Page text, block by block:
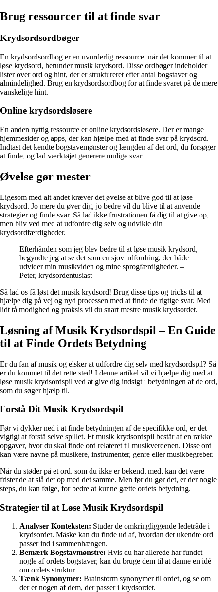
Brug ressourcer til at finde svar
Krydsordsordbøger
En krydsordsordbog er en uvurderlig ressource, når det kommer til at
løse krydsord, herunder musik krydsord. Disse ordbøger indeholder
lister over ord og hint, der er struktureret efter antal bogstaver og
almindelighed. Brug en krydsordsordbog for at finde svaret på de mere
vanskelige hint.
Online krydsordsløsere
En anden nyttig ressource er online krydsordsløsere. Der er mange
hjemmesider og apps, der kan hjælpe med at finde svar på krydsord.
Indtast det kendte bogstavemønster og længden af det ord, du forsøger
at finde, og lad værktøjet generere mulige svar.
Øvelse gør mester
Ligesom med alt andet kræver det øvelse at blive god til at løse
krydsord. Jo mere du øver dig, jo bedre vil du blive til at anvende
strategier og finde svar. Så lad ikke frustrationen få dig til at give op,
men bliv ved med at udfordre dig selv og udvikle din
krydsordfærdigheder.
Efterhånden som jeg blev bedre til at løse musik krydsord,
begyndte jeg at se det som en sjov udfordring, der både
udvider min musikviden og mine sprogfærdigheder. –
Peter, krydsordentusiast
Så lad os få løst det musik krydsord! Brug disse tips og tricks til at
hjælpe dig på vej og nyd processen med at finde de rigtige svar. Med
lidt tålmodighed og praksis vil du snart mestre musik krydsordet.
Løsning af Musik Krydsordspil – En Guide
til at Finde Ordets Betydning
Er du fan af musik og elsker at udfordre dig selv med krydsordspil? Så
er du kommet til det rette sted! I denne artikel vil vi hjælpe dig med at
løse musik krydsordspil ved at give dig indsigt i betydningen af de ord,
som du søger hjælp til.
Forstå Dit Musik Krydsordspil
Før vi dykker ned i at finde betydningen af de specifikke ord, er det
vigtigt at forstå selve spillet. Et musik krydsordspil består af en række
opgaver, hvor du skal finde ord relateret til musikverdenen. Disse ord
kan være navne på musikere, instrumenter, genre eller musikbegreber.
Når du støder på et ord, som du ikke er bekendt med, kan det være
fristende at slå det op med det samme. Men før du gør det, er der nogle
steps, du kan følge, for bedre at kunne gætte ordets betydning.
Strategier til at Løse Musik Krydsordspil
Analyser Konteksten: Studer de omkringliggende ledetråde i
krydsordet. Måske kan du finde ud af, hvordan det ukendte ord
passer ind i sammenhængen.
Bemærk Bogstavmønstre: Hvis du har allerede har fundet
nogle af ordets bogstaver, kan du bruge dem til at danne en idé
om ordets struktur.
Tænk Synonymer: Brainstorm synonymer til ordet, og se om
der er nogen af dem, der passer i krydsordet.